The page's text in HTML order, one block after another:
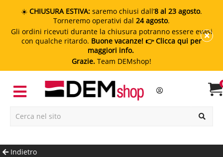
☀️ CHIUSURA ESTIVA: saremo chiusi dall’8 al 23 agosto.
Torneremo operativi dal 24 agosto.
Gli ordini ricevuti durante la chiusura potranno essere evasi
con qualche ritardo. Buone vacanze! 👉 Clicca qui per
maggiori info.
Grazie. Team DEMshop!
Indietro